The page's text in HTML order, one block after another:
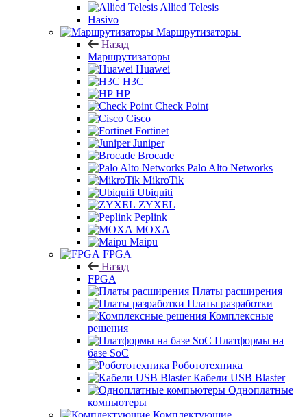
Allied Telesis
Hasivo
Маршрутизаторы
Назад
Маршрутизаторы
Huawei
H3C
HP
Check Point
Cisco
Fortinet
Juniper
Brocade
Palo Alto Networks
MikroTik
Ubiquiti
ZYXEL
Peplink
MOXA
Maipu
FPGA
Назад
FPGA
Платы расширения
Платы разработки
Комплексные
решения
Платформы на
базе SoC
Робототехника
Кабели USB Blaster
Одноплатные
компьютеры
Комплектующие